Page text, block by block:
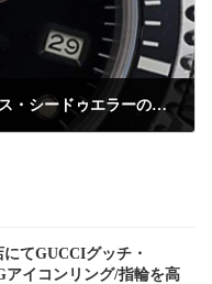
一福久留米店にてROLEXロレックス・シードゥエラーの腕時計（箱、ギャランティ付き）を高額買取しました
てGUCCIグッチ・
アイコンリング/指輪を高